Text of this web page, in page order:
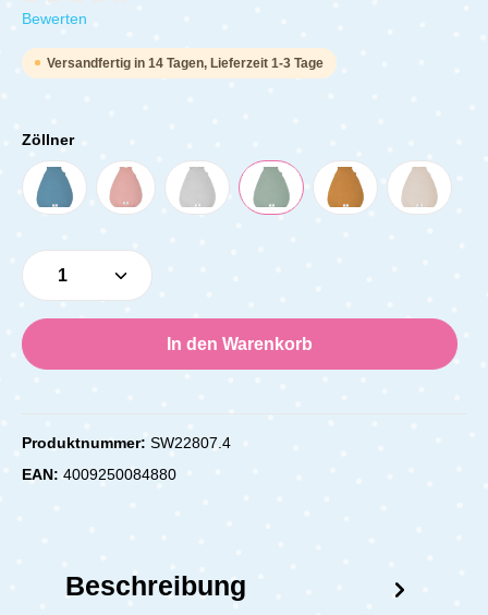
Durchschnittliche Bewertung von 0 von 5 Sternen
Bewerten
Versandfertig in 14 Tagen, Lieferzeit 1-3 Tage
Zöllner
Produkt Anzahl: Gib den gewünschten
In den Warenkorb
Produktnummer: SW22807.4
EAN: 4009250084880
Beschreibung